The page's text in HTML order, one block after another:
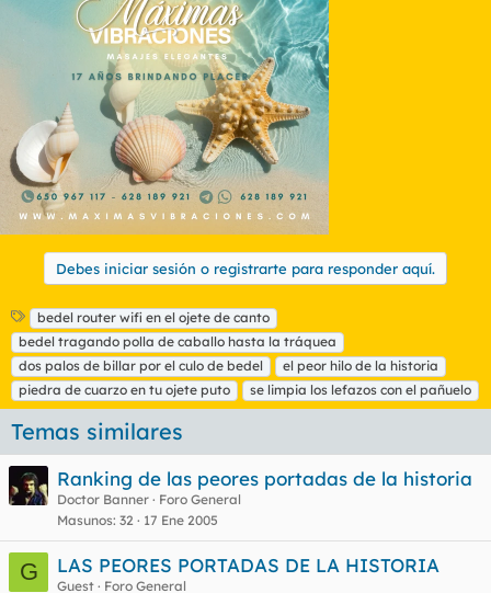
Debes iniciar sesión o registrarte para responder aquí.
E
t
i
q
u
e
t
a
s
bedel router wifi en el ojete de canto
bedel tragando polla de caballo hasta la tráquea
dos palos de billar por el culo de bedel
el peor hilo de la historia
piedra de cuarzo en tu ojete puto
se limpia los lefazos con el pañuelo
Temas similares
Ranking de las peores portadas de la historia
Doctor Banner
Foro General
Masunos 32 17 Ene 2005
G LAS PEORES PORTADAS DE LA HISTORIA
Guest
Foro General